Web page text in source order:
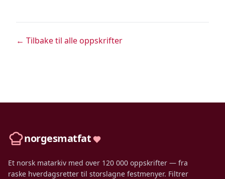
← Tilbake til alle oppskrifter
norgesmatfat
Et norsk matarkiv med over 120 000 oppskrifter — fra
raske hverdagsretter til storslagne festmenyer. Filtrer